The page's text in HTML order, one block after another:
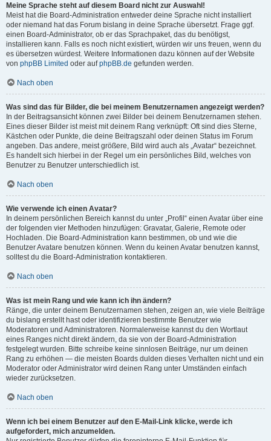
Meine Sprache steht auf diesem Board nicht zur Auswahl!
Meist hat die Board-Administration entweder deine Sprache nicht installiert
oder niemand hat das Forum bislang in deine Sprache übersetzt. Frage ggf.
einen Board-Administrator, ob er das Sprachpaket, das du benötigst,
installieren kann. Falls es noch nicht existiert, würden wir uns freuen, wenn du
es übersetzen würdest. Weitere Informationen dazu können auf der Website
von phpBB Limited oder aufphpBB.de gefunden werden.
Nach oben
Was sind das für Bilder, die bei meinem Benutzernamen angezeigt werden?
In der Beitragsansicht können zwei Bilder bei deinem Benutzernamen stehen.
Eines dieser Bilder ist meist mit deinem Rang verknüpft: Oft sind dies Sterne,
Kästchen oder Punkte, die deine Beitragszahl oder deinen Status im Forum
angeben. Das andere, meist größere, Bild wird auch als „Avatar“ bezeichnet.
Es handelt sich hierbei in der Regel um ein persönliches Bild, welches von
Benutzer zu Benutzer unterschiedlich ist.
Nach oben
Wie verwende ich einen Avatar?
In deinem persönlichen Bereich kannst du unter „Profil“ einen Avatar über eine
der folgenden vier Methoden hinzufügen: Gravatar, Galerie, Remote oder
Hochladen. Die Board-Administration kann bestimmen, ob und wie die
Benutzer Avatare benutzen können. Wenn du keinen Avatar benutzen kannst,
solltest du die Board-Administration kontaktieren.
Nach oben
Was ist mein Rang und wie kann ich ihn ändern?
Ränge, die unter deinem Benutzernamen stehen, zeigen an, wie viele Beiträge
du bislang erstellt hast oder identifizieren bestimmte Benutzer wie
Moderatoren und Administratoren. Normalerweise kannst du den Wortlaut
eines Ranges nicht direkt ändern, da sie von der Board-Administration
festgelegt wurden. Bitte schreibe keine sinnlosen Beiträge, nur um deinen
Rang zu erhöhen — die meisten Boards dulden dieses Verhalten nicht und ein
Moderator oder Administrator wird deinen Rang unter Umständen einfach
wieder zurücksetzen.
Nach oben
Wenn ich bei einem Benutzer auf den E-Mail-Link klicke, werde ich
aufgefordert, mich anzumelden.